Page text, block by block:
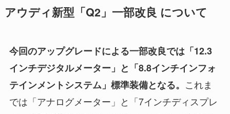
アウディ新型「Q2」一部改良 について
今回のアップグレードによる一部改良では「12.3
インチデジタルメーター」と「8.8インチインフォ
テインメントシステム」標準装備となる。 これま
では「アナログメーター」と「7インチディスプレ